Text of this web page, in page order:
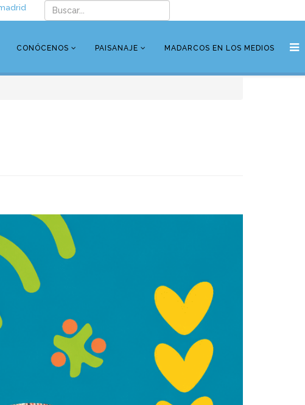
CONÓCENOS PAISANAJE MADARCOS EN LOS MEDIOS